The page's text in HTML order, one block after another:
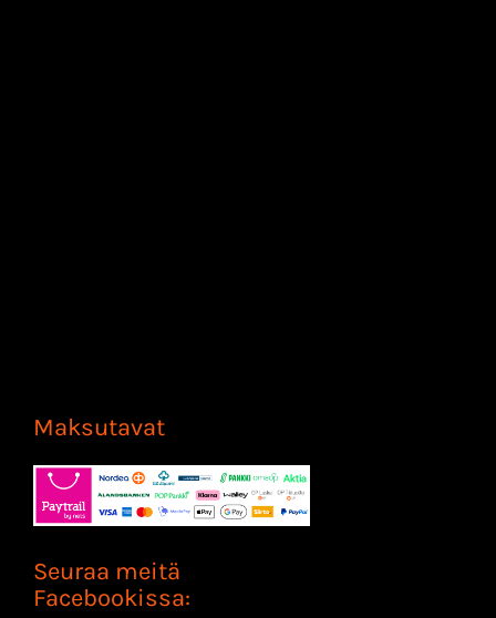
Maksutavat
Seuraa meitä
Facebookissa: